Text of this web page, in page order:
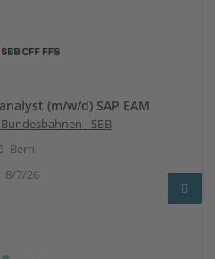
(m/w/d) SAP EAM
- SBB
Bern
8/7/26